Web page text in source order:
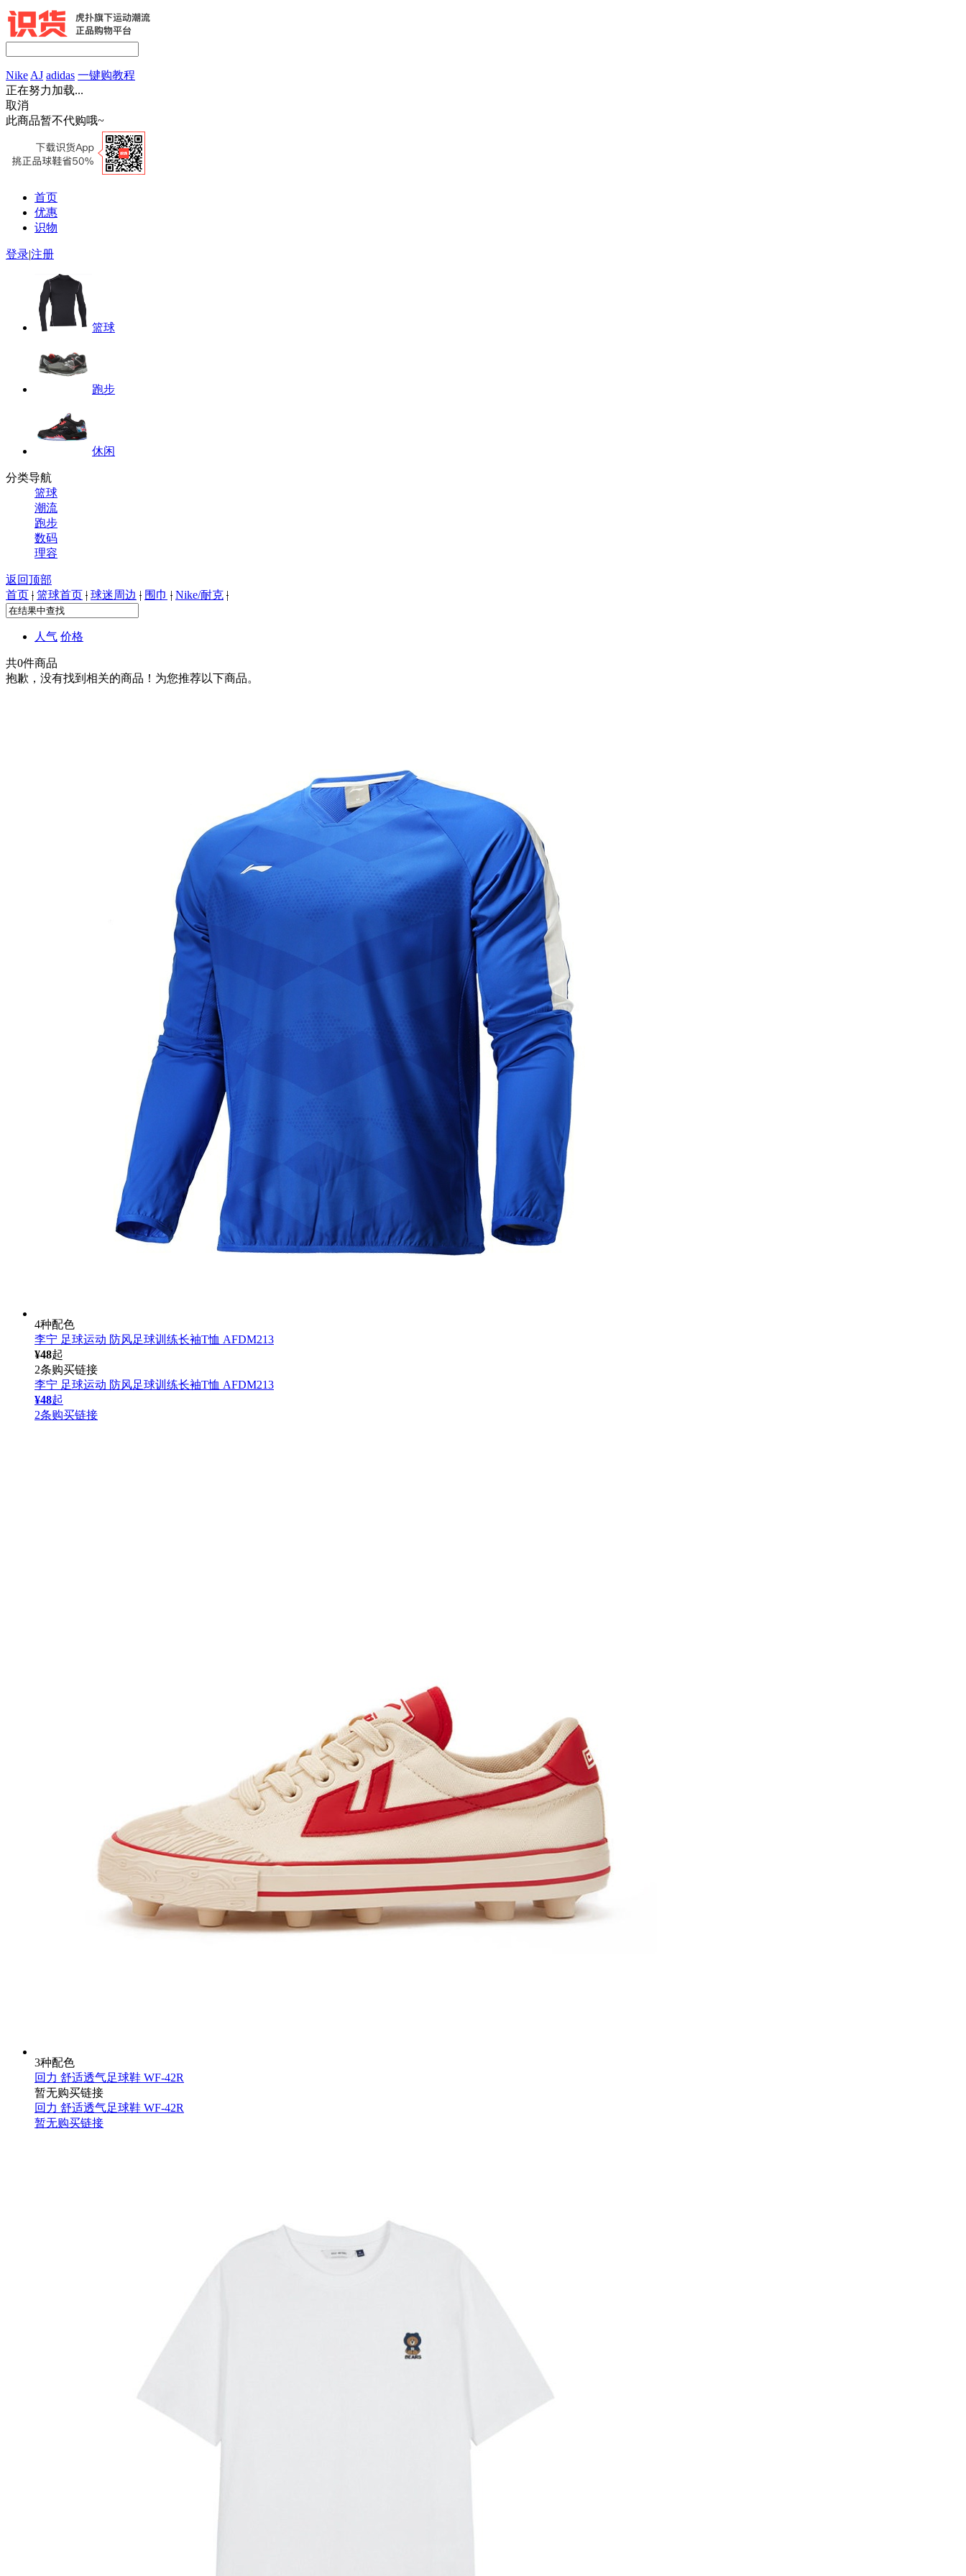
Nike AJ adidas 一键购教程
正在努力加载...
取消
此商品暂不代购哦~
首页
优惠
识物
登录|注册
篮球
跑步
休闲
分类导航
篮球
潮流
跑步
数码
理容
返回顶部
首页 | 篮球首页 | 球迷周边 | 围巾 | Nike/耐克 |
人气 价格
共0件商品
抱歉，没有找到相关的商品！为您推荐以下商品。
4种配色
李宁 足球运动 防风足球训练长袖T恤 AFDM213
¥48起
2条购买链接
李宁 足球运动 防风足球训练长袖T恤 AFDM213
¥48起
2条购买链接
3种配色
回力 舒适透气足球鞋 WF-42R
暂无购买链接
回力 舒适透气足球鞋 WF-42R
暂无购买链接